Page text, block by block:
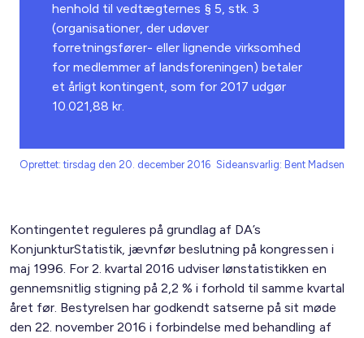
henhold til vedtægternes § 5, stk. 3
(organisationer, der udøver
forretningsfører- eller lignende virksomhed
for medlemmer af landsforeningen) betaler
et årligt kontingent, som for 2017 udgør
10.021,88 kr.
Oprettet: tirsdag den 20. december 2016 Sideansvarlig: Bent Madsen
Kontingentet reguleres på grundlag af DA’s
KonjunkturStatistik, jævnfør beslutning på kongressen i
maj 1996. For 2. kvartal 2016 udviser lønstatistikken en
gennemsnitlig stigning på 2,2 % i forhold til samme kvartal
året før. Bestyrelsen har godkendt satserne på sit møde
den 22. november 2016 i forbindelse med behandling af